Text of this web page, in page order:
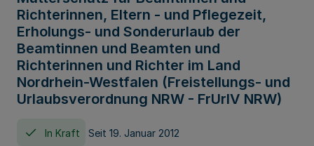
Richterinnen, Eltern - und Pflegezeit,
Erholungs- und Sonderurlaub der
Beamtinnen und Beamten und
Richterinnen und Richter im Land
Nordrhein-Westfalen (Freistellungs- und
Urlaubsverordnung NRW - FrUrlV NRW)
In Kraft Seit 19. Januar 2012